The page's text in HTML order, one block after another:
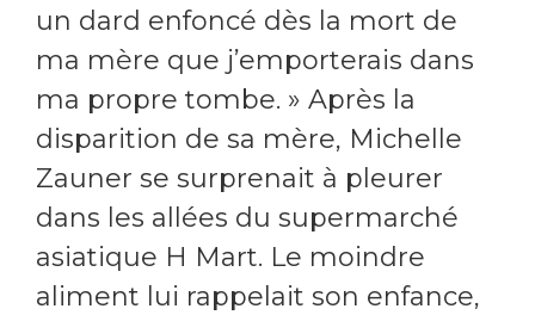
un dard enfoncé dès la mort de
ma mère que j’emporterais dans
ma propre tombe. » Après la
disparition de sa mère, Michelle
Zauner se surprenait à pleurer
dans les allées du supermarché
asiatique H Mart. Le moindre
aliment lui rappelait son enfance,